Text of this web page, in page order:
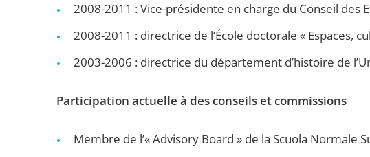
2008-2011 : Vice-présidente en charge du Conseil des
2008-2011 : directrice de l’École doctorale « Espaces,
2003-2006 : directrice du département d’histoire de
Participation actuelle à des conseils et commissions
Membre de l’« Advisory Board » de la Scuola Normale